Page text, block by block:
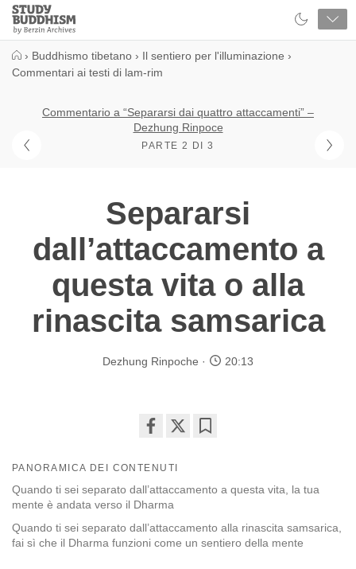
Close
Study
Buddhism
› Buddhismo tibetano › Il sentiero per l'illuminazione ›
Commentari ai testi di lam-rim
Commentario a “Separarsi dai quattro attaccamenti” –
Dezhung Rinpoce
PARTE 2 DI 3
Separarsi
dall’attaccamento a
questa vita o alla
rinascita samsarica
Dezhung Rinpoche 20:13
on
facebook
PANORAMICA DEI CONTENUTI
Quando ti sei separato dall’attaccamento a questa vita, la tua
mente è andata verso il Dharma
Quando ti sei separato dall’attaccamento alla rinascita samsarica,
fai sì che il Dharma funzioni come un sentiero della mente